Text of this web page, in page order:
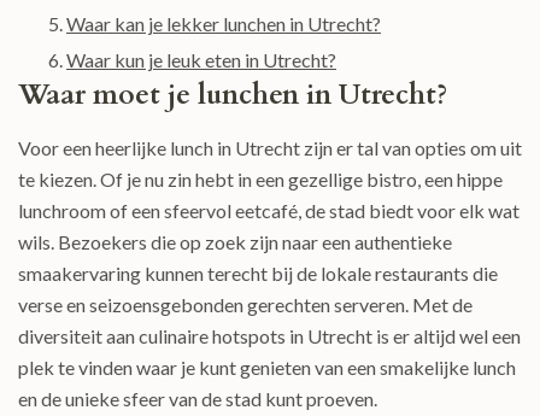
Waar kan je lekker lunchen in Utrecht?
Waar kun je leuk eten in Utrecht?
Waar moet je lunchen in Utrecht?
Voor een heerlijke lunch in Utrecht zijn er tal van opties om uit
te kiezen. Of je nu zin hebt in een gezellige bistro, een hippe
lunchroom of een sfeervol eetcafé, de stad biedt voor elk wat
wils. Bezoekers die op zoek zijn naar een authentieke
smaakervaring kunnen terecht bij de lokale restaurants die
verse en seizoensgebonden gerechten serveren. Met de
diversiteit aan culinaire hotspots in Utrecht is er altijd wel een
plek te vinden waar je kunt genieten van een smakelijke lunch
en de unieke sfeer van de stad kunt proeven.